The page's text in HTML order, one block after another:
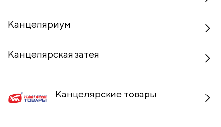
Канцеляриум
Канцелярская затея
Канцелярские товары